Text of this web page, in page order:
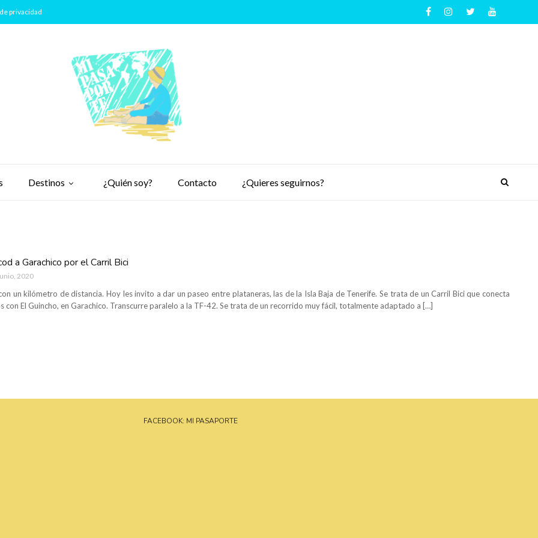
Destinos ¿Quién soy? Contacto ¿Quieres seguirnos?
privacidad
a Garachico por el Carril Bici
2020
un kilómetro de distancia. Hoy les invito a dar un paseo entre plataneras, las de la Isla Baja de Tenerife. Se trata de un Carril Bici que conecta
con El Guincho, en Garachico. Transcurre paralelo a la TF-42. Se trata de un recorrido muy fácil, totalmente adaptado a […]
FACEBOOK: MI PASAPORTE